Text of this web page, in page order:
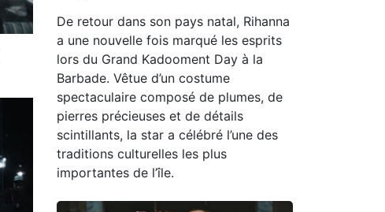
De retour dans son pays natal, Rihanna
a une nouvelle fois marqué les esprits
lors du Grand Kadooment Day à la
Barbade. Vêtue d’un costume
spectaculaire composé de plumes, de
pierres précieuses et de détails
scintillants, la star a célébré l’une des
traditions culturelles les plus
importantes de l’île.